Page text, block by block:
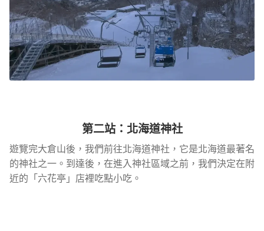
第二站：北海道神社
遊覽完大倉山後，我們前往北海道神社，它是北海道最著名
的神社之一。到達後，在進入神社區域之前，我們決定在附
近的「六花亭」店裡吃點小吃。